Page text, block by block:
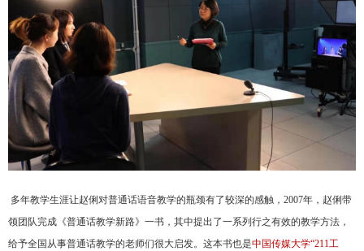
多年教学生涯让赵俐对普通话语音教学的瓶颈有了较深的感触， 2007年，赵俐带
领团队完成《普通话教学新路》一书，其中提出了一系列行之有效的教学方法，
给予全国从事普通话教学的老师们很大启发。这本书也是中国传媒大学“211工